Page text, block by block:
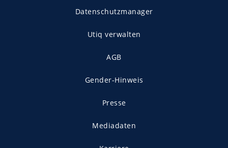
Datenschutzmanager
Utiq verwalten
AGB
Gender-Hinweis
Presse
Mediadaten